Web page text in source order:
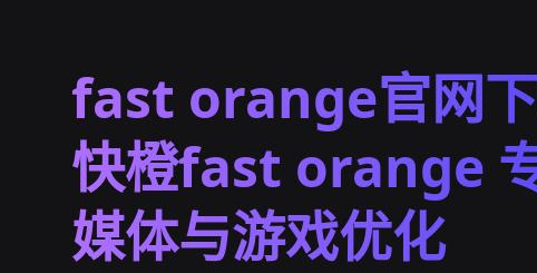
fast orange官网下
快橙fast orange
媒体与游戏优化